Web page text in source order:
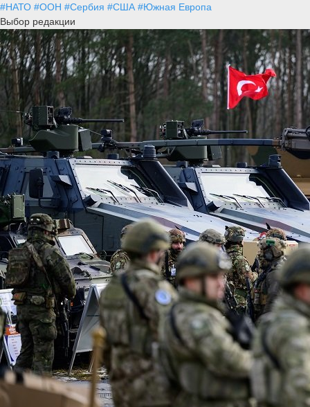
#НАТО #ООН #Сербия #США #Южная Европа
Выбор редакции